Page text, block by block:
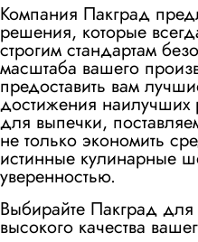
Компания Пакград
решения, которые
строгим стандартам
масштаба вашего
предоставить вам
достижения наилучших
для выпечки,
не только экономить
истинные кулинарные
уверенностью.
Выбирайте Пакград
высокого качества